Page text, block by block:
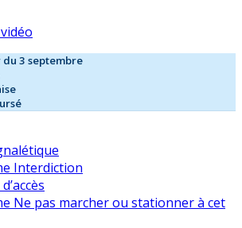
3 septembre
Interdiction
Ne pas marcher ou stationner à cet